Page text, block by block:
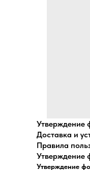
Утверждение
Доставка и
Правила
Утверждение
Утверждение